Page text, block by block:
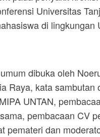
Universitas
di lingkungan
dibuka oleh
Raya, kata
UNTAN,
pembacaan CV
pemateri dan